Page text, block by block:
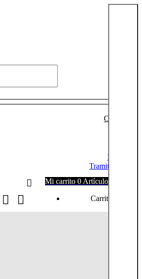
Conectarse
Mi cuenta
Tramitar pedido
Mi carrito 0Artículos
Carrito vacío